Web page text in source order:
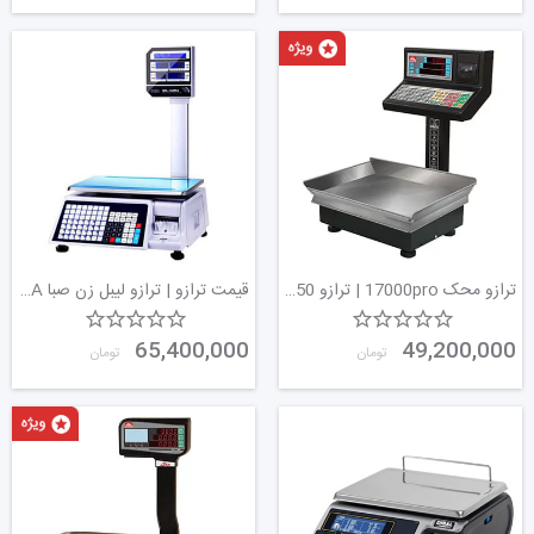
این عملکرد دوگانه با ساده‌سازی فرآیند توزین و
برچسب‌گذاری اقلام، کارکرد عملیاتی را در فروشگاه ها افزایش
می‌دهد.
ترازو محک 17000pro | ترازو 50 کیلویی حرفه ای با گزارش فروش
49,200,000 تومان
قیمت ترازو | ترازو لیبل زن صبا BCS-100PEA | پوز اسکیل
65,400,000 تومان